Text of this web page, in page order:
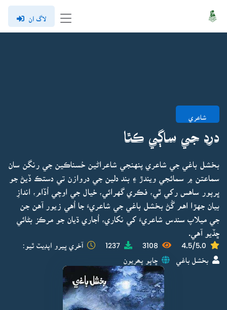
لاگ ان
شاعري
درد جي ساڳي ڪٿا
بخشل باغي جي شاعري پنهنجي شاعراڻين حُسناڪين جي رنگن سان
سماعتن ۾ سمائجي ويندڙ ۽ بند دلين جي دروازن تي دستڪ ڏيڻ جو
ڀرپور ساهس رکي ٿي، فڪري گهرائي، خيال جي اوچي اُڏام، اندازِ
بيان جهڙا اهم گُڻ بخشل باغي جي شاعريءَ جا اُهي زيور آهن جن
جي ميلاپ سندس شاعريءَ کي نکاري، اُجاري ڌيان جو مرڪز بڻائي
ڇڏيو آهي.
4.5/5.0
3108
1237 آخري ڀيرو اپڊيٽ ٿيو:
بخشل باغي ڇاپو پھريون